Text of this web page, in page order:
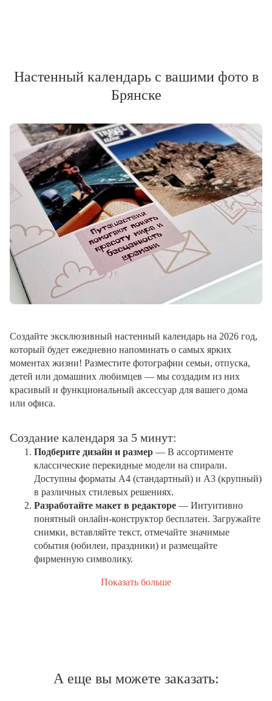
Настенный календарь с вашими фото в
Брянске
Создайте эксклюзивный настенный календарь на 2026 год,
который будет ежедневно напоминать о самых ярких
моментах жизни! Разместите фотографии семьи, отпуска,
детей или домашних любимцев — мы создадим из них
красивый и функциональный аксессуар для вашего дома
или офиса.
Создание календаря за 5 минут:
Подберите дизайн и размер — В ассортименте
классические перекидные модели на спирали.
Доступны форматы А4 (стандартный) и А3 (крупный)
в различных стилевых решениях.
Разработайте макет в редакторе — Интуитивно
понятный онлайн-конструктор бесплатен. Загружайте
снимки, вставляйте текст, отмечайте значимые
события (юбилеи, праздники) и размещайте
фирменную символику.
Показать больше
А еще вы можете заказать: